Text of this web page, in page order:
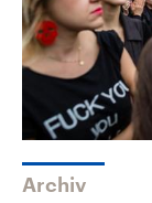
Archiv